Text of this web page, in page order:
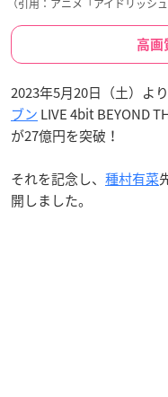
（引用：アニメ「アイドリッシ
高画
2023年5月20日（土）よ
ブン LIVE 4bit BEYOND
が27億円を突破！
それを記念し、 種村有菜
開しました。